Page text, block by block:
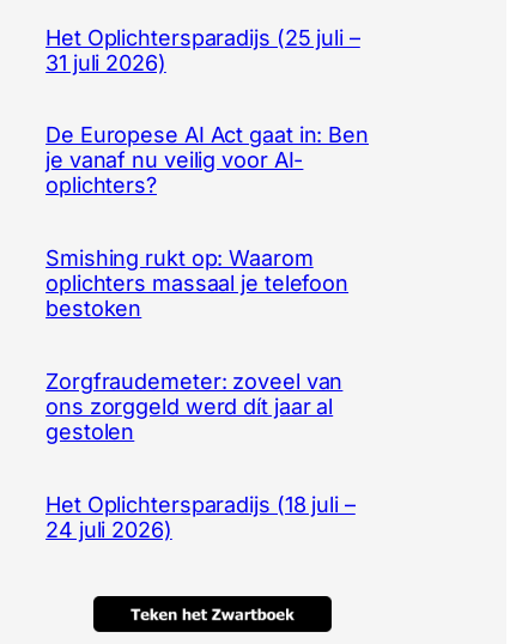
Het Oplichtersparadijs (25 juli –
31 juli 2026)
De Europese AI Act gaat in: Ben
je vanaf nu veilig voor AI-
oplichters?
Smishing rukt op: Waarom
oplichters massaal je telefoon
bestoken
Zorgfraudemeter: zoveel van
ons zorggeld werd dít jaar al
gestolen
Het Oplichtersparadijs (18 juli –
24 juli 2026)